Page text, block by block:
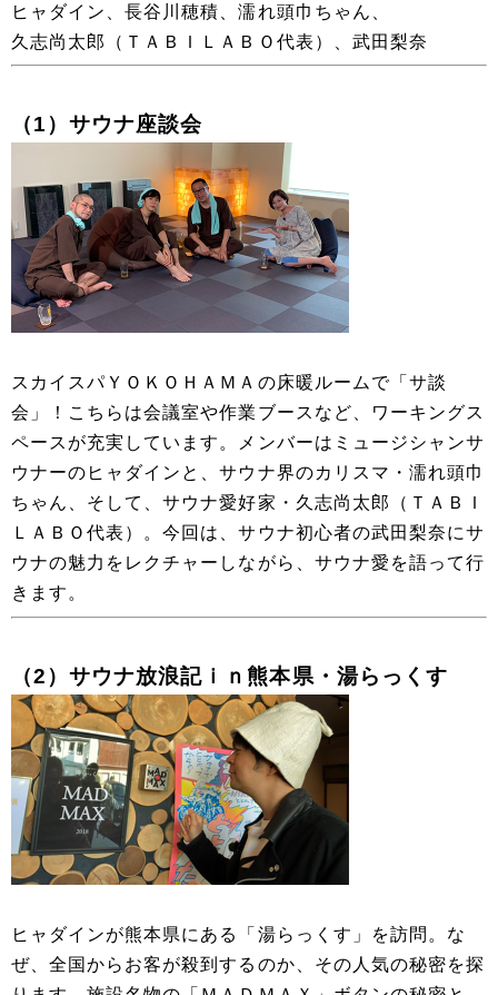
ヒャダイン、長谷川穂積、濡れ頭巾ちゃん、
久志尚太郎（ＴＡＢＩＬＡＢＯ代表）、武田梨奈
（1）サウナ座談会
スカイスパＹＯＫＯＨＡＭＡの床暖ルームで「サ談
会」！こちらは会議室や作業ブースなど、ワーキングス
ペースが充実しています。メンバーはミュージシャンサ
ウナーのヒャダインと、サウナ界のカリスマ・濡れ頭巾
ちゃん、そして、サウナ愛好家・久志尚太郎（ＴＡＢＩ
ＬＡＢＯ代表）。今回は、サウナ初心者の武田梨奈にサ
ウナの魅力をレクチャーしながら、サウナ愛を語って行
きます。
（2）サウナ放浪記ｉｎ熊本県・湯らっくす
ヒャダインが熊本県にある「湯らっくす」を訪問。な
ぜ、全国からお客が殺到するのか、その人気の秘密を探